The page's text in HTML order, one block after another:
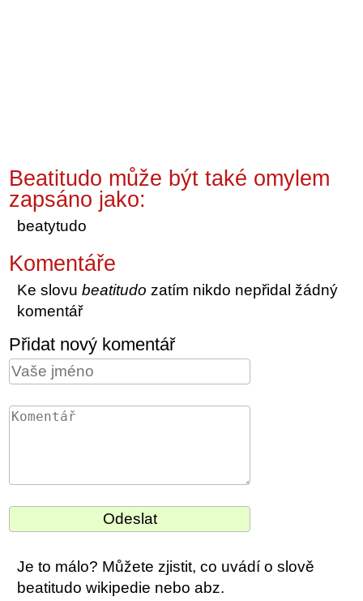
Beatitudo může být také omylem
zapsáno jako:
beatytudo
Komentáře
Ke slovubeatitudo zatím nikdo nepřidal žádný
komentář
Přidat nový komentář
Je to málo? Můžete zjistit, co uvádí o slově
beatitudo wikipedie nebo abz.